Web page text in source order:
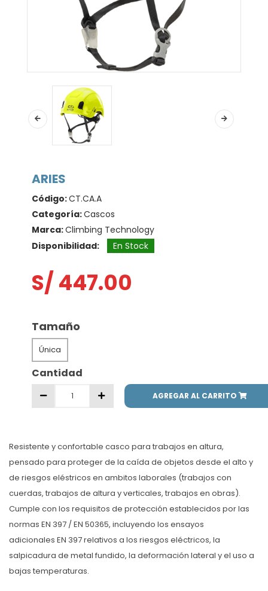
ARIES
Código:CT.CA.A
Categoría:Cascos
Marca:Climbing Technology
Disponibilidad:
En Stock
S/ 447.00
Tamaño
Única
Cantidad
AGREGAR AL CARRITO
Resistente y confortable casco para trabajos en altura,
pensado para proteger de la caída de objetos desde el alto y
de riesgos eléstricos en ambitos laborales (trabajos con
cuerdas, trabajos de altura y verticales, trabajos en obras).
Cumple con los requisitos de protección establecidos por las
normas EN 397 / EN 50365, incluyendo los ensayos
adicionales EN 397 relativos a los riesgos eléctricos, la
salpicadura de metal fundido, la deformación lateral y el uso a
bajas temperaturas.